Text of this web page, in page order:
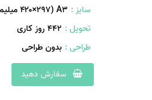
سایز : A۳ (۴۲۰×۲۹۷ میلیمتر)
تحویل : 442 روز کاری
طراحی : بدون طراحی
سفارش دهید